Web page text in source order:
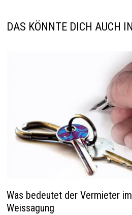
DAS KÖNNTE DICH AUCH
Was bedeutet der Vermieter
Weissagung